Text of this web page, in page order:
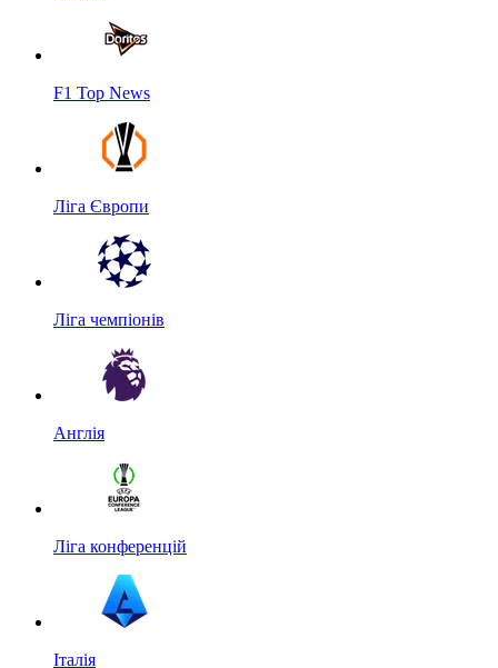
F1 Top News
Ліга Європи
Ліга чемпіонів
Англія
Ліга конференцій
Італія